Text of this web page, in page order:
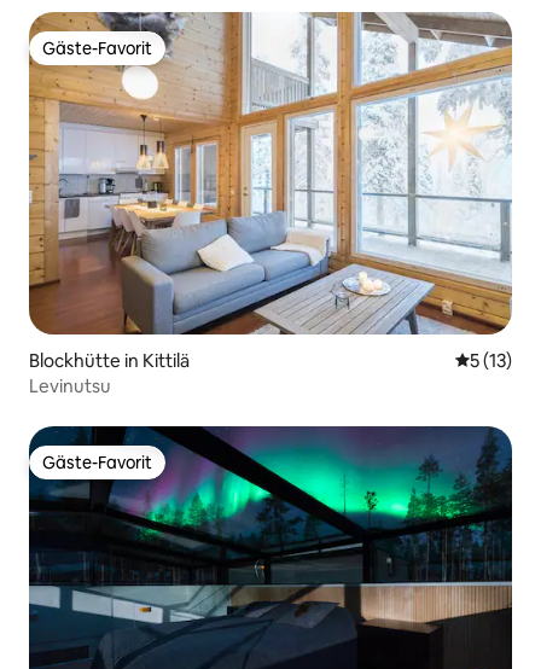
Gäste-Favorit
Gäste-Favorit
Blockhütte in Kittilä
5 (13)
Levinutsu
Gäste-Favorit
Gäste-Favorit